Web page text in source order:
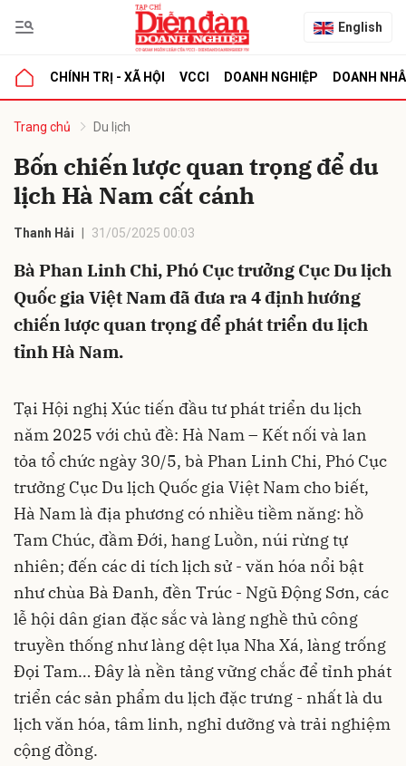
English
CHÍNH TRỊ - XÃ HỘI VCCI DOANH NGHIỆP DOANH
Trang chủ Du lịch
Bốn chiến lược quan trọng để du
lịch Hà Nam cất cánh
Thanh Hải 31/05/2025 00:03
Bà Phan Linh Chi, Phó Cục trưởng Cục Du lịch
Quốc gia Việt Nam đã đưa ra 4 định hướng
chiến lược quan trọng để phát triển du lịch
tỉnh Hà Nam.
Tại Hội nghị Xúc tiến đầu tư phát triển du lịch
năm 2025 với chủ đề: Hà Nam – Kết nối và lan
tỏa tổ chức ngày 30/5, bà Phan Linh Chi, Phó Cục
trưởng Cục Du lịch Quốc gia Việt Nam cho biết,
Hà Nam là địa phương có nhiều tiềm năng: hồ
Tam Chúc, đầm Đới, hang Luồn, núi rừng tự
nhiên; đến các di tích lịch sử - văn hóa nổi bật
như chùa Bà Đanh, đền Trúc - Ngũ Động Sơn, các
lễ hội dân gian đặc sắc và làng nghề thủ công
truyền thống như làng dệt lụa Nha Xá, làng trống
Đọi Tam… Đây là nền tảng vững chắc để tỉnh phát
triển các sản phẩm du lịch đặc trưng - nhất là du
lịch văn hóa, tâm linh, nghỉ dưỡng và trải nghiệm
cộng đồng.
luận
Hủy